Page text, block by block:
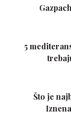
5
Što je